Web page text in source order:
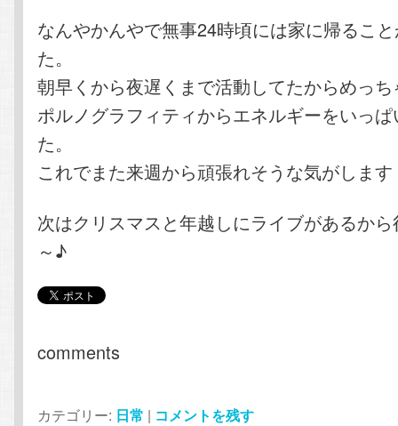
なんやかんやで無事24時頃には家に帰るこ
た。
朝早くから夜遅くまで活動してたからめっ
ポルノグラフィティからエネルギーをいっ
た。
これでまた来週から頑張れそうな気がしま
次はクリスマスと年越しにライブがあるか
～♪
comments
カテゴリー: 日常 | コメントを残す